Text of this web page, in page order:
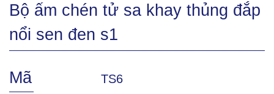
Bộ ấm chén tử sa khay thủng đắp
nổi sen đen s1
Mã TS6